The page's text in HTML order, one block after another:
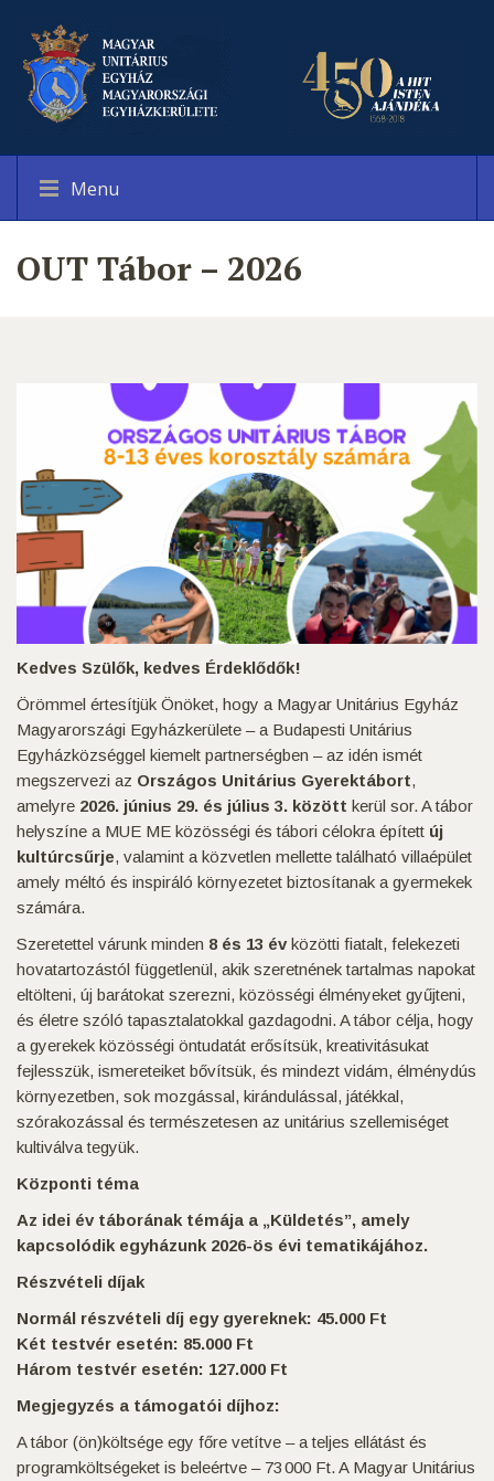
Menu
OUT Tábor – 2026
Kedves Szülők, kedves Érdeklődők!
Örömmel értesítjük Önöket, hogy a Magyar Unitárius Egyház
Magyarországi Egyházkerülete – a Budapesti Unitárius
Egyházközséggel kiemelt partnerségben – az idén ismét
megszervezi az Országos Unitárius Gyerektábort,
amelyre 2026. június 29. és július 3. között kerül sor. A tábor
helyszíne a MUE ME közösségi és tábori célokra épített új
kultúrcsűrje, valamint a közvetlen mellette található villaépület
amely méltó és inspiráló környezetet biztosítanak a gyermekek
számára.
Szeretettel várunk minden 8 és 13 év közötti fiatalt, felekezeti
hovatartozástól függetlenül, akik szeretnének tartalmas napokat
eltölteni, új barátokat szerezni, közösségi élményeket gyűjteni,
és életre szóló tapasztalatokkal gazdagodni. A tábor célja, hogy
a gyerekek közösségi öntudatát erősítsük, kreativitásukat
fejlesszük, ismereteiket bővítsük, és mindezt vidám, élménydús
környezetben, sok mozgással, kirándulással, játékkal,
szórakozással és természetesen az unitárius szellemiséget
kultiválva tegyük.
Központi téma
Az idei év táborának témája a „Küldetés”, amely
kapcsolódik egyházunk 2026-ös évi tematikájához.
Részvételi díjak
Normál részvételi díj egy gyereknek: 45.000 Ft
Két testvér esetén: 85.000 Ft
Három testvér esetén: 127.000 Ft
Megjegyzés a támogatói díjhoz:
A tábor (ön)költsége egy főre vetítve – a teljes ellátást és
programköltségeket is beleértve – 73 000 Ft. A Magyar Unitárius